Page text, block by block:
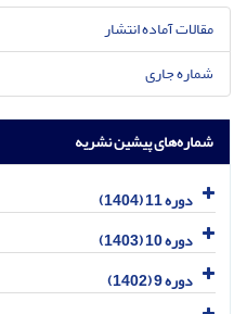
مقالات آماده انتشار
شماره جاری
شماره‌های پیشین نشریه
دوره 11 (1404)
دوره 10 (1403)
دوره 9 (1402)